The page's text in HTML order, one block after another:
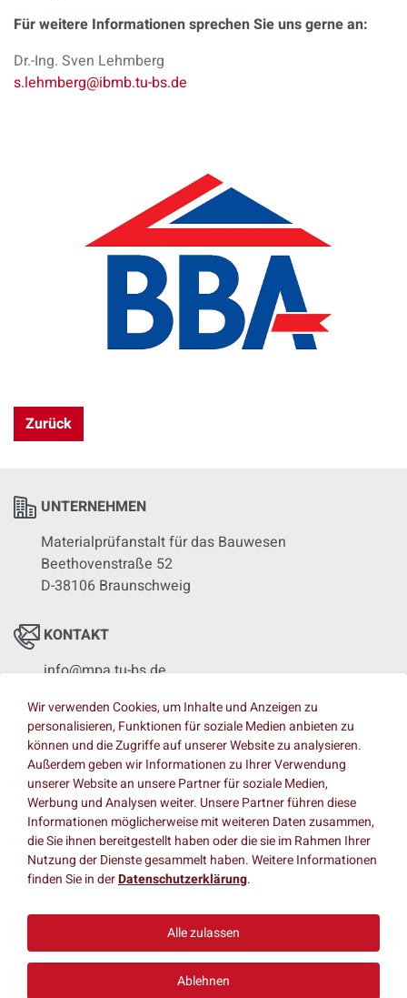
Für weitere Informationen sprechen Sie uns gerne an:
Dr.-Ing. Sven Lehmberg
s.lehmberg@ibmb.tu-bs.de
Zurück
UNTERNEHMEN
Materialprüfanstalt für das Bauwesen
Beethovenstraße 52
D-38106 Braunschweig
KONTAKT
info@mpa.tu-bs.de
Fax: +49 531 391-5900
INFORMATIONEN
Anfahrt
Impressum
Datenschutz
Barrierefreiheit
Wir verwenden Cookies, um Inhalte und Anzeigen zu
personalisieren, Funktionen für soziale Medien anbieten zu
können und die Zugriffe auf unserer Website zu analysieren.
Außerdem geben wir Informationen zu Ihrer Verwendung
unserer Website an unsere Partner für soziale Medien,
Werbung und Analysen weiter. Unsere Partner führen diese
Informationen möglicherweise mit weiteren Daten zusammen,
die Sie ihnen bereitgestellt haben oder die sie im Rahmen Ihrer
Nutzung der Dienste gesammelt haben. Weitere Informationen
finden Sie in derDatenschutzerklärung.
Ablehnen
Alle zulassen